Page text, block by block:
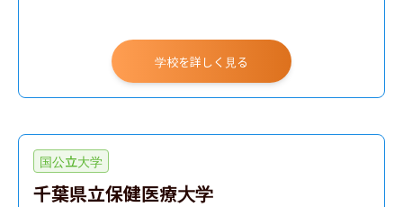
学校を詳しく見る
国公立大学
千葉県立保健医療大学